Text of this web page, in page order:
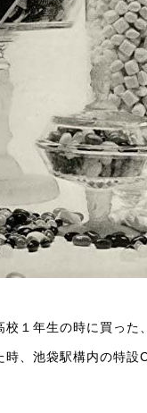
校１年生の時に買っ
、池袋駅構内の特